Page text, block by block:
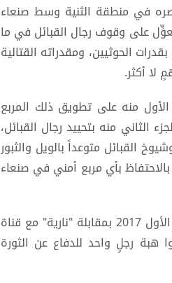
في منطقة الثنية وسط صنعاء
على وقوف رجال القبائل في ما
الحوثيين، ومقدراته القتالية
لا أكثر.
منه على تطويق ذلك المربع
الثاني منه بتحييد رجال القبائل،
القبائل متوعداً بالويل والثبور
بأي مربع أمني في صنعاء
وعند اشتداد الخناق عليه، فاجأ صالح الجميع في الثاني من ديسمبر/كانون الأول 2017 بمقابلة "نارية" مع قناة
هبة رجلٍ واحد للدفاع عن الثورة